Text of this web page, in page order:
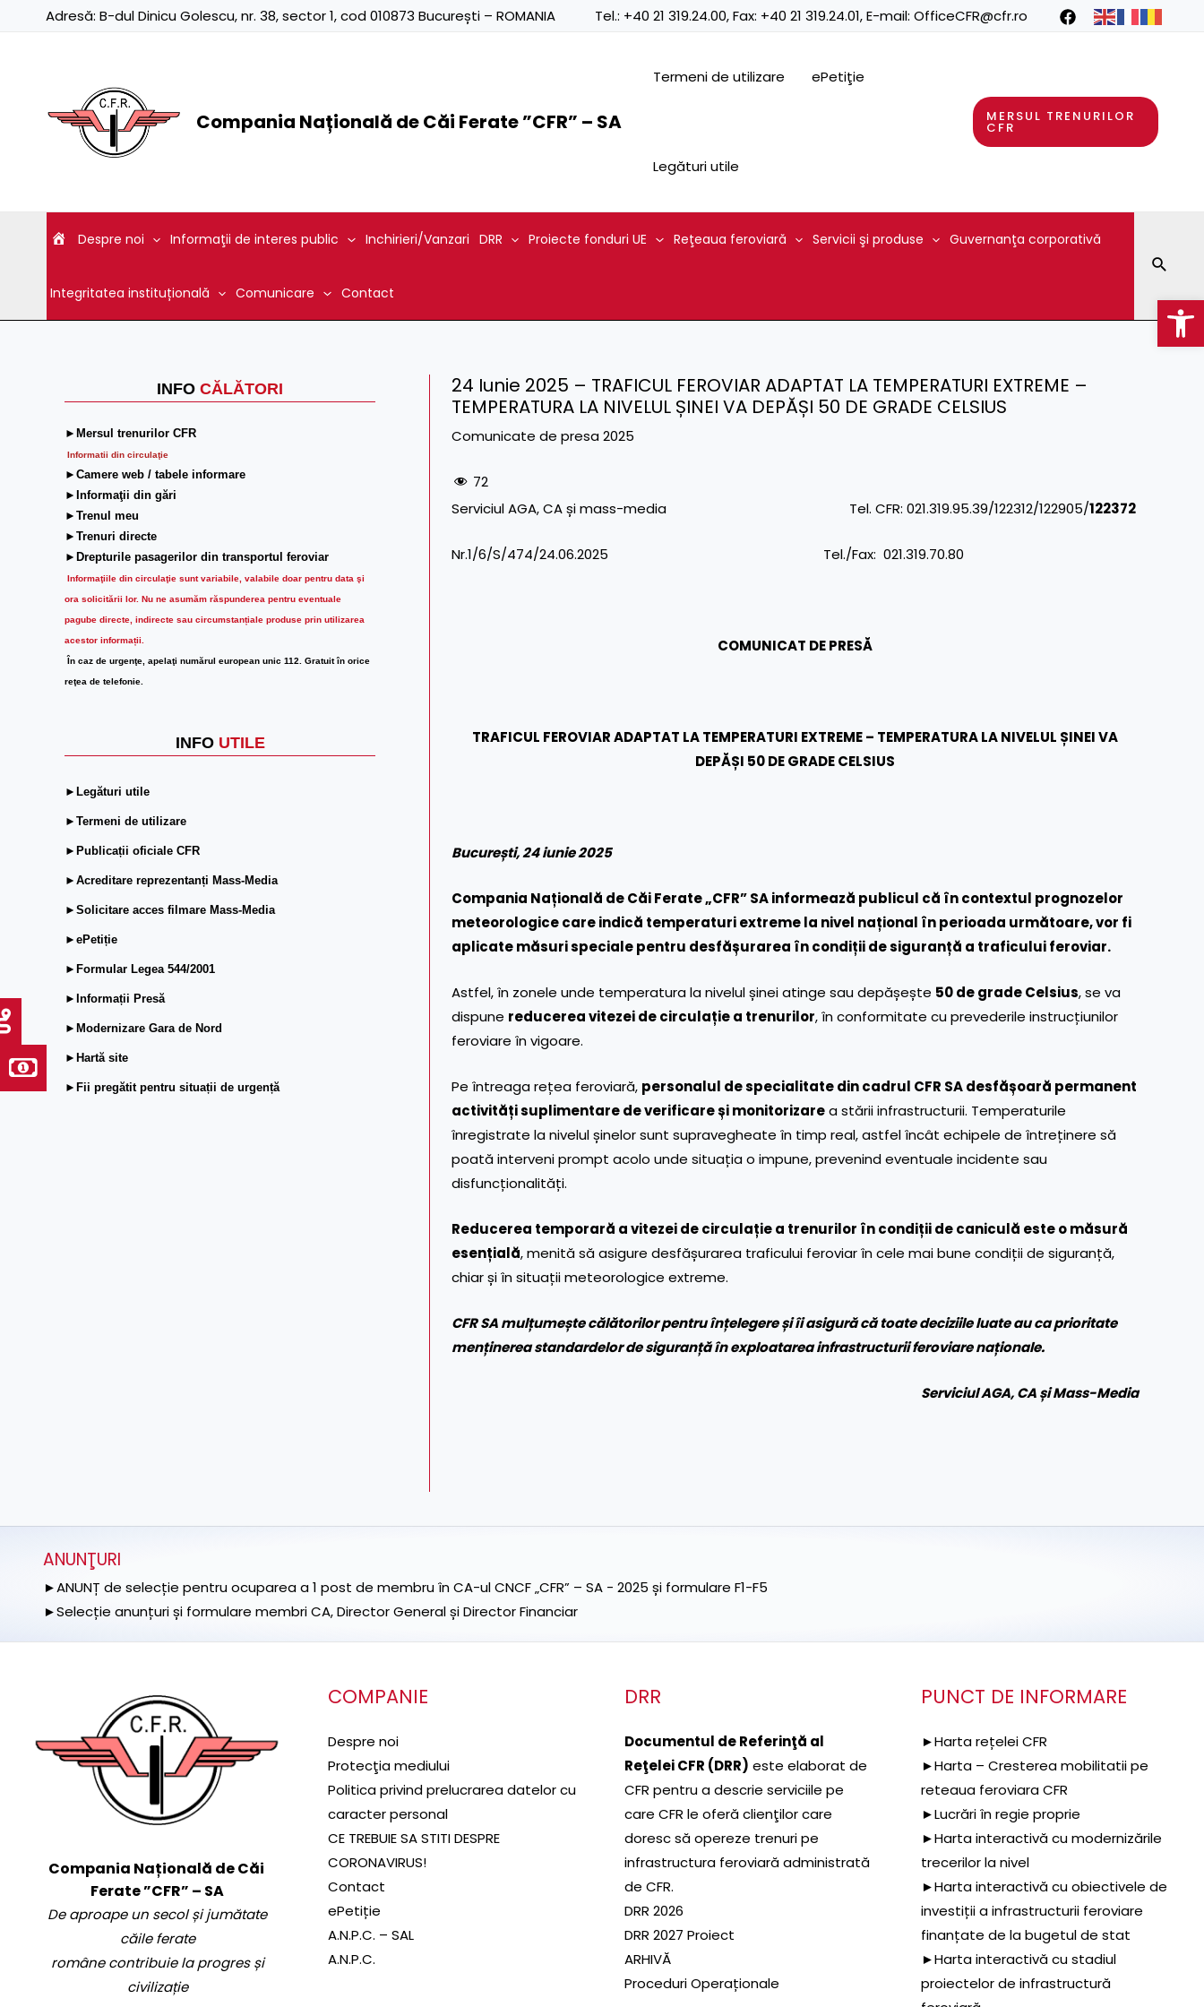
Adresă: B-dul Dinicu Golescu, nr. 38, sector 1, cod 010873 București – ROMANIA Tel.: +40 21 319.24.00, Fax: +40 21 319.24.01, E-mail: OfficeCFR@cfr.ro
Compania Națională de Căi Ferate ”CFR” – SA
Termeni de utilizare ePetiţie
Legături utile
MERSUL TRENURILOR
CFR
Despre noi Informaţii de interes public Inchirieri/Vanzari DRR Proiecte fonduri UE Reţeaua feroviară Servicii şi produse Guvernanţa corporativă
Integritatea instituțională Comunicare Contact
INFO CĂLĂTORI
►Mersul trenurilor CFR
Informatii din circulaţie
►Camere web / tabele informare
►Informaţii din gări
►Trenul meu
►Trenuri directe
►Drepturile pasagerilor din transportul feroviar
Informaţiile din circulaţie sunt variabile, valabile doar pentru data şi
ora solicitării lor. Nu ne asumăm răspunderea pentru eventuale
pagube directe, indirecte sau circumstanțiale produse prin utilizarea
acestor informații.
În caz de urgenţe, apelaţi numărul european unic 112. Gratuit în orice
reţea de telefonie.
INFO UTILE
►Legături utile
►Termeni de utilizare
►Publicații oficiale CFR
►Acreditare reprezentanți Mass-Media
►Solicitare acces filmare Mass-Media
►ePetiție
►Formular Legea 544/2001
►Informații Presă
►Modernizare Gara de Nord
►Hartă site
►Fii pregătit pentru situații de urgență
24 Iunie 2025 – TRAFICUL FEROVIAR ADAPTAT LA TEMPERATURI EXTREME –
TEMPERATURA LA NIVELUL ȘINEI VA DEPĂȘI 50 DE GRADE CELSIUS
Comunicate de presa 2025
72
Serviciul AGA, CA și mass-media Tel. CFR: 021.319.95.39/122312/122905/122372
Nr.1/6/S/474/24.06.2025 Tel./Fax: 021.319.70.80
COMUNICAT DE PRESĂ
TRAFICUL FEROVIAR ADAPTAT LA TEMPERATURI EXTREME – TEMPERATURA LA NIVELUL ȘINEI VA
DEPĂȘI 50 DE GRADE CELSIUS
București, 24 iunie 2025
Compania Națională de Căi Ferate „CFR” SA informează publicul că în contextul prognozelor
meteorologice care indică temperaturi extreme la nivel național în perioada următoare, vor fi
aplicate măsuri speciale pentru desfășurarea în condiții de siguranță a traficului feroviar.
Astfel, în zonele unde temperatura la nivelul șinei atinge sau depășește 50 de grade Celsius, se va
dispune reducerea vitezei de circulație a trenurilor, în conformitate cu prevederile instrucțiunilor
feroviare în vigoare.
Pe întreaga rețea feroviară, personalul de specialitate din cadrul CFR SA desfășoară permanent
activități suplimentare de verificare și monitorizarea stării infrastructurii. Temperaturile
înregistrate la nivelul șinelor sunt supravegheate în timp real, astfel încât echipele de întreținere să
poată interveni prompt acolo unde situația o impune, prevenind eventuale incidente sau
disfuncționalități.
Reducerea temporară a vitezei de circulație a trenurilor în condiții de caniculă este o măsură
esențială, menită să asigure desfășurarea traficului feroviar în cele mai bune condiții de siguranță,
chiar și în situații meteorologice extreme.
CFR SA mulțumește călătorilor pentru înțelegere și îi asigură că toate deciziile luate au ca prioritate
menținerea standardelor de siguranță în exploatarea infrastructurii feroviare naționale.
Serviciul AGA, CA și Mass-Media
ANUNŢURI
►ANUNȚ de selecție pentru ocuparea a 1 post de membru în CA-ul CNCF „CFR” – SA - 2025 și formulare F1-F5
►Selecție anunțuri și formulare membri CA, Director General și Director Financiar
Compania Națională de Căi
Ferate ”CFR” – SA
De aproape un secol și jumătate
căile ferate
române contribuie la progres și
civilizație
COMPANIE
Despre noi
Protecţia mediului
Politica privind prelucrarea datelor cu
caracter personal
CE TREBUIE SA STITI DESPRE
CORONAVIRUS!
Contact
ePetiție
A.N.P.C. – SAL
A.N.P.C.
DRR
Documentul de Referinţă al
Reţelei CFR (DRR) este elaborat de
CFR pentru a descrie serviciile pe
care CFR le oferă clienţilor care
doresc să opereze trenuri pe
infrastructura feroviară administrată
de CFR.
DRR 2026
DRR 2027 Proiect
ARHIVĂ
Proceduri Operaționale
PUNCT DE INFORMARE
►Harta rețelei CFR
►Harta – Cresterea mobilitatii pe
reteaua feroviara CFR
►Lucrări în regie proprie
►Harta interactivă cu modernizările
trecerilor la nivel
►Harta interactivă cu obiectivele de
investiții a infrastructurii feroviare
finanțate de la bugetul de stat
►Harta interactivă cu stadiul
proiectelor de infrastructură